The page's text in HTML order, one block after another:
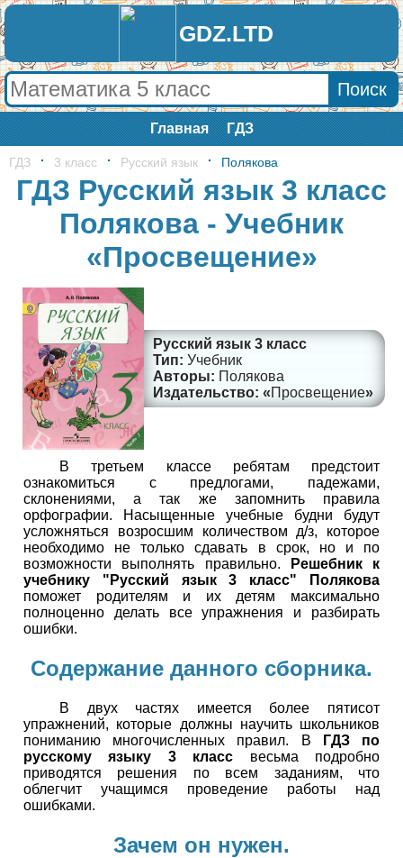
GDZ.LTD
Главная ГДЗ
ГДЗ 3 класс Русский язык Полякова
ГДЗ Русский язык 3 класс
Полякова - Учебник
«Просвещение»
Русский язык 3 класс
Учебник
Полякова
Просвещение
В третьем классе ребятам предстоит
ознакомиться с предлогами, падежами,
склонениями, а так же запомнить правила
орфографии. Насыщенные учебные будни будут
усложняться возросшим количеством д/з, которое
необходимо не только сдавать в срок, но и по
возможности выполнять правильно.
Решебник к
учебнику "Русский язык 3 класс" Полякова
поможет родителям и их детям максимально
полноценно делать все упражнения и разбирать
ошибки.
Содержание данного сборника.
В двух частях имеется более пятисот
упражнений, которые должны научить школьников
пониманию многочисленных правил. В
ГДЗ по
русскому языку 3 класс весьма подробно
приводятся решения по всем заданиям, что
облегчит учащимся проведение работы над
ошибками.
Зачем он нужен.